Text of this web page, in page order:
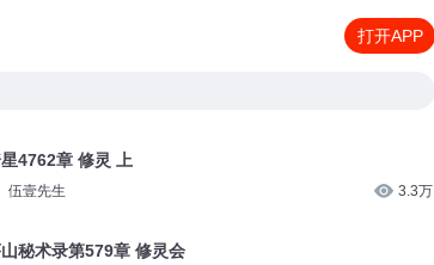
打开APP
4762章 修灵 上
伍壹先生 3.3万
秘术录第579章 修灵会